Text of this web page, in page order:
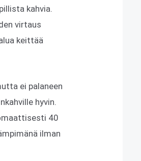
kahvia.
virtaus
keittää
ei palaneen
hyvin.
40
ilman